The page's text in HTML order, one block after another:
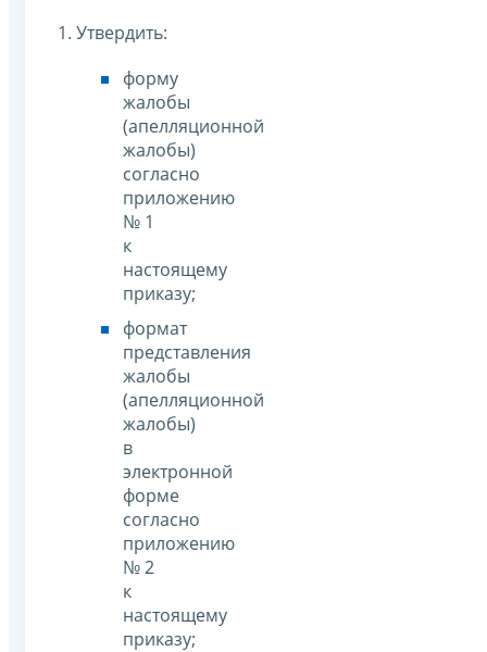
1. Утвердить:
форму
жалобы
(апелляционной
жалобы)
согласно
приложению
№ 1
к
настоящему
приказу;
формат
представления
жалобы
(апелляционной
жалобы)
в
электронной
форме
согласно
приложению
№ 2
к
настоящему
приказу;